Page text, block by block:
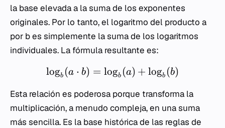
la base elevada a la suma de los exponentes
originales. Por lo tanto, el logaritmo del producto a
por bes simplemente la suma de los logaritmos
individuales. La fórmula resultante es:
logb (a ⋅ b) = logb (a) + logb (b)
Esta relación es poderosa porque transforma la
multiplicación, a menudo compleja, en una suma
más sencilla. Es la base histórica de las reglas de